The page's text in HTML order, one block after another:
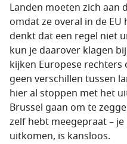
Landen moeten zich aan
omdat ze overal in de
denkt dat een regel niet
kun je daarover klagen
kijken Europese
geen verschillen tussen
hier al stoppen met het
Brussel gaan om te
zelf hebt meegepraat –
uitkomen, is kansloos.